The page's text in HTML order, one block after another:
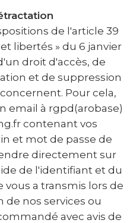
de l'article 39
libertés » du 6 janvier
droit d'accès, de
et de suppression
Pour cela,
email à rgpd(arobase)
contenant vos
et mot de passe de
directement sur
de l'identifiant et du
vous a transmis lors de
de nos services ou
avec avis de